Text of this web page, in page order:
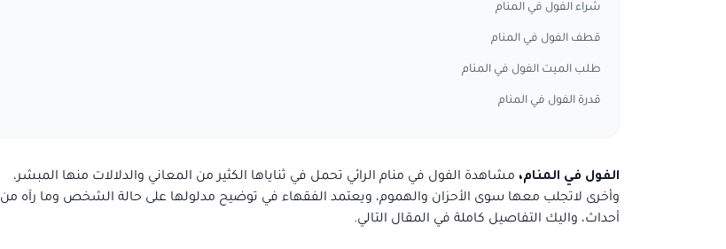
شراء الفول في المنام
قطف الفول في المنام
طلب الميت الفول في المنام
قدرة الفول في المنام
الفول في المنام، مشاهدة الفول في منام الرائي تحمل في ثناياها الكثير من المعاني والدلالات منها المبشر،
وأخرى لاتجلب معها سوى الأحزان والهموم، ويعتمد الفقهاء في توضيح مدلولها على حالة الشخص وما رآه من
أحداث، واليك التفاصيل كاملة في المقال التالي.